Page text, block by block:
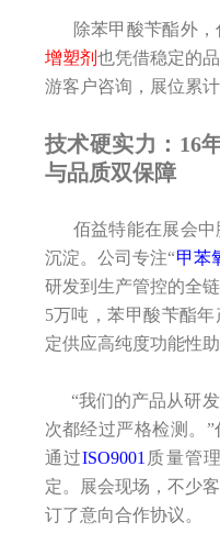
除苯甲酸苄酯外，
增塑剂 也凭借稳定的
游客户咨询，展位累
技术硬实力：16
与品质双保障
佰益特能在展会中
沉淀。公司专注“甲苯
研发到生产管控的全
5万吨，苯甲酸苄酯
定供应高纯度功能性
“我们的产品从研发
次都经过严格检测。
通过ISO9001 质量管
定。展会现场，不少
订了意向合作协议。